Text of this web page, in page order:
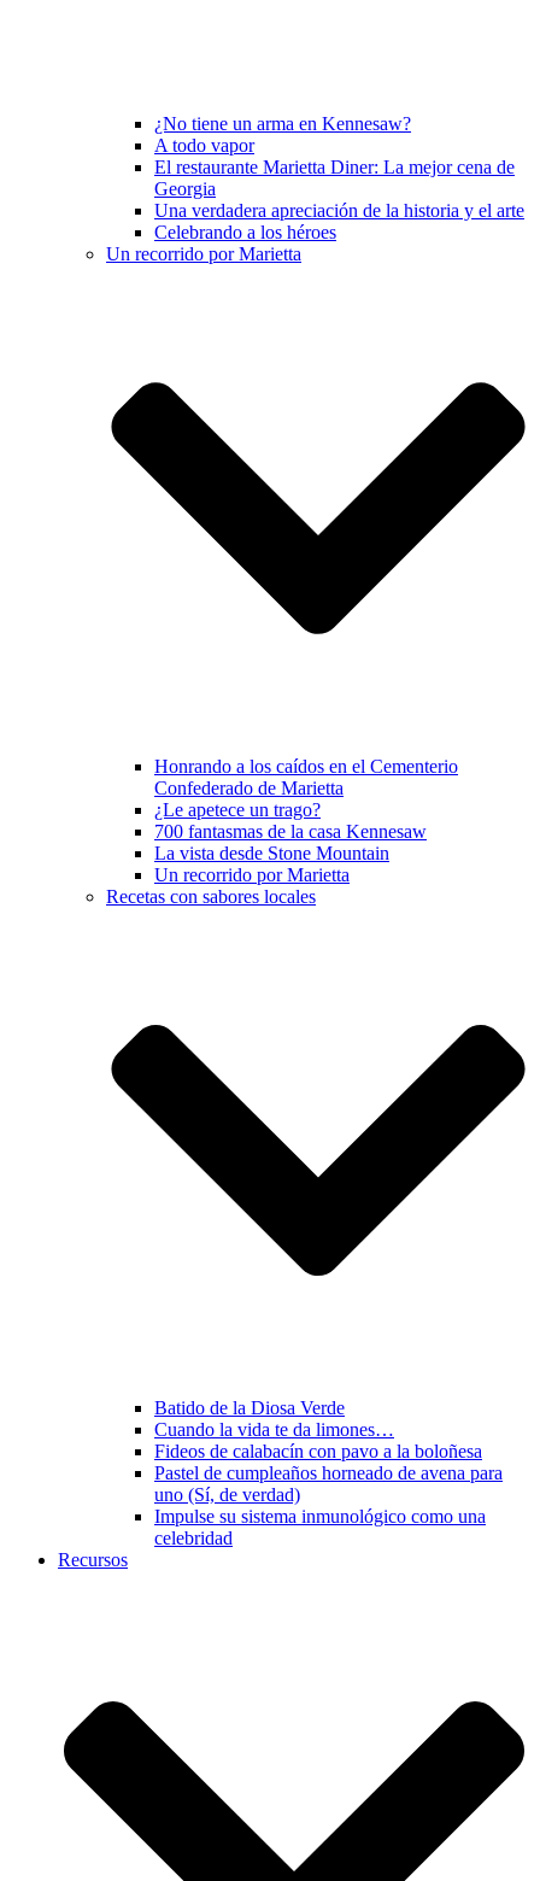
¿No tiene un arma en Kennesaw?
A todo vapor
El restaurante Marietta Diner: La mejor cena de
Georgia
Una verdadera apreciación de la historia y el arte
Celebrando a los héroes
Un recorrido por Marietta
Honrando a los caídos en el Cementerio
Confederado de Marietta
¿Le apetece un trago?
700 fantasmas de la casa Kennesaw
La vista desde Stone Mountain
Un recorrido por Marietta
Recetas con sabores locales
Batido de la Diosa Verde
Cuando la vida te da limones…
Fideos de calabacín con pavo a la boloñesa
Pastel de cumpleaños horneado de avena para
uno (Sí, de verdad)
Impulse su sistema inmunológico como una
celebridad
Recursos